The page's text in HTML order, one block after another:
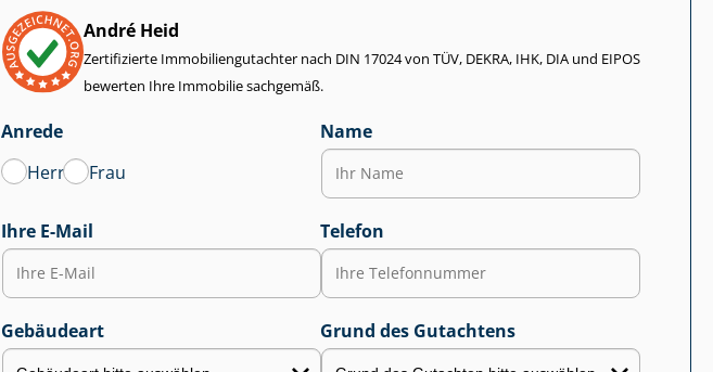
André Heid
Zertifizierte Im­mo­bi­li­en­gut­ach­ter nach DIN 17024 von TÜV, DEKRA, IHK, DIA und EIPOS
bewerten Ihre Immobilie sachgemäß.
Anrede
Herr
Frau
Name
Ihre E-Mail Telefon
Gebäudeart Grund des Gutachtens